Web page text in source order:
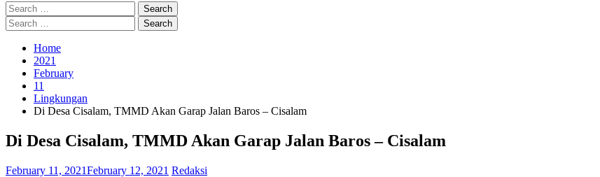
Search
for:
Search
for:
Home
2021
February
11
Lingkungan
Di Desa Cisalam, TMMD Akan Garap Jalan Baros – Cisalam
Di Desa Cisalam, TMMD Akan Garap Jalan Baros – Cisalam
February 11, 2021February 12, 2021 Redaksi